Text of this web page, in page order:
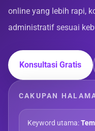
online yang lebih rapi,
administratif sesuai
Konsultasi Gratis
CAKUPAN
Keyword utama: